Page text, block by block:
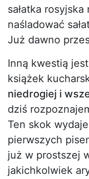
sałatka
naśladować
Już dawno
Inną kwestią
książek
niedrogiej i
dziś
Ten skok
pierwszych
już w prostszej
jakichkolwiek